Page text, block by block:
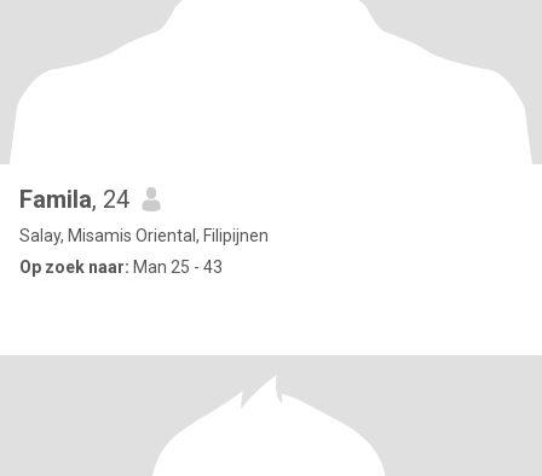
Famila, 24
Salay, Misamis Oriental, Filipijnen
Op zoek naar: Man 25 - 43